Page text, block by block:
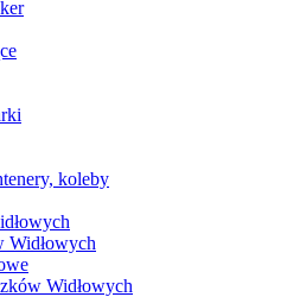
koleby
Widłowych
Widłowych